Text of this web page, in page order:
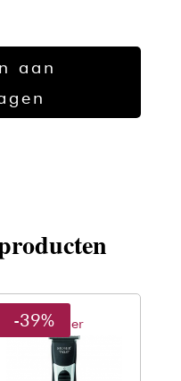
aan
Moser
-39%